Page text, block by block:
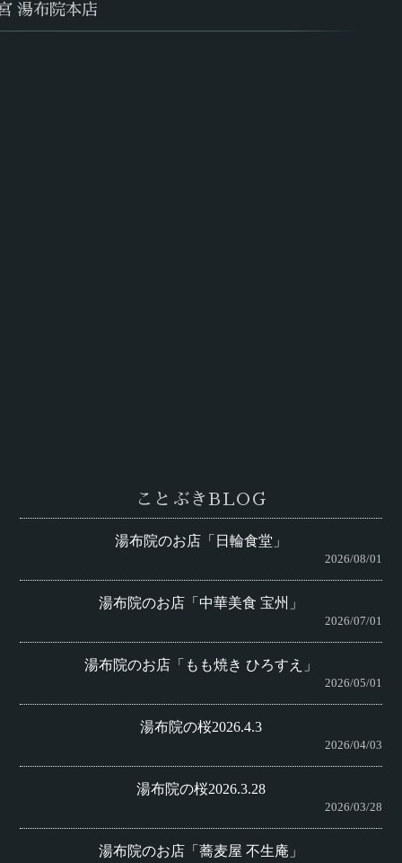
湯布院本店
ことぶきBLOG
湯布院のお店「日輪食堂」
2026/08/01
湯布院のお店「中華美食 宝州」
2026/07/01
湯布院のお店「もも焼き ひろすえ」
2026/05/01
湯布院の桜2026.4.3
2026/04/03
湯布院の桜2026.3.28
2026/03/28
湯布院のお店「蕎麦屋 不生庵」